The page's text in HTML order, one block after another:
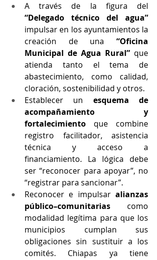
“Delegado técnico del agua”
impulsar en los ayuntamientos la
creación de una “Oficina
Municipal de Agua Rural” que
atienda tanto el tema de
abastecimiento, como calidad,
cloración, sostenibilidad y otros.
Establecer un esquema de
acompañamiento y
fortalecimiento que combine
registro facilitador, asistencia
técnica y acceso a
financiamiento. La lógica debe
ser “reconocer para apoyar”, no
“registrar para sancionar”.
Reconocer e impulsar alianzas
público–comunitarias como
modalidad legítima para que los
municipios cumplan sus
obligaciones sin sustituir a los
comités. Chiapas ya tiene